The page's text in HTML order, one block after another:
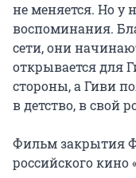
не меняется. Но у
воспоминания.
сети, они
открывается для
стороны, а Гиви
в детство, в свой
Фильм закрытия
российского кино